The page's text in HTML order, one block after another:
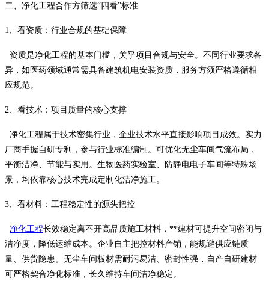
二、净化工程合作方筛选“四看”标准
1、看资质：行业合规的基础保障
资质是净化工程的基本门槛，关乎项目合规与安全。不同行业要求各
异，如医药领域通常需具备建筑机电安装资质，服务方须严格遵循相
应规范。
2、看技术：项目质量的核心支撑
净化工程属于技术密集行业，企业技术水平直接影响项目成效。实力
厂商手握自研专利，参与行业标准编制。可优化无尘车间气流布局，
平衡洁净、节能与实用。生物医药实验室、防静电电子车间等特殊场
景，均依靠核心技术完成定制化洁净施工。
3、看材料：工程稳定性的源头把控
净化工程长效稳定离不开高品质施工材料，**建材可提升空间密闭与
洁净度，降低运维成本。企业自主把控材料产销，能规避供应链质
量、供货隐患。无尘车间板材需耐污易洁、密封性强，自产自研建材
可严格契合净化标准，长久维持车间洁净稳定。